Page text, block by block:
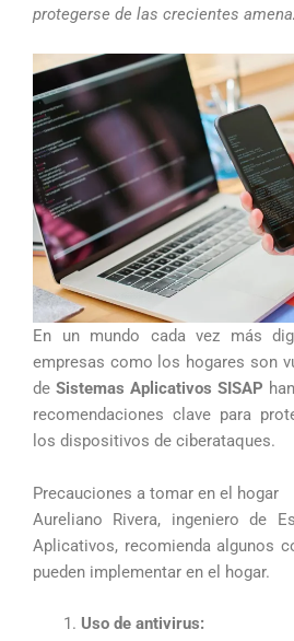
protegerse de las crecientes
En un mundo cada vez más
empresas como los hogares son
de Sistemas Aplicativos SISAP
recomendaciones clave para
los dispositivos de ciberataques.
Precauciones a tomar en el hogar
Aureliano Rivera, ingeniero de
Aplicativos, recomienda algunos
pueden implementar en el hogar.
Uso de antivirus: